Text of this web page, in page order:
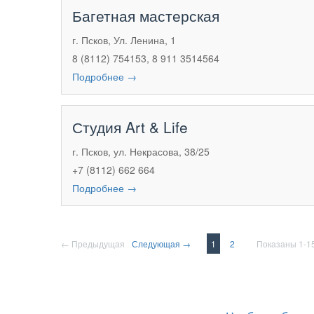
Багетная мастерская
г. Псков, Ул. Ленина, 1
8 (8112) 754153, 8 911 3514564
Подробнее →
Студия Art & Life
г. Псков, ул. Некрасова, 38/25
+7 (8112) 662 664
Подробнее →
← Предыдущая Следующая → 1 2 Показаны 1-